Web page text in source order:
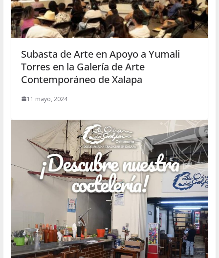
Subasta de Arte en Apoyo a Yumali
Torres en la Galería de Arte
Contemporáneo de Xalapa
11 mayo, 2024